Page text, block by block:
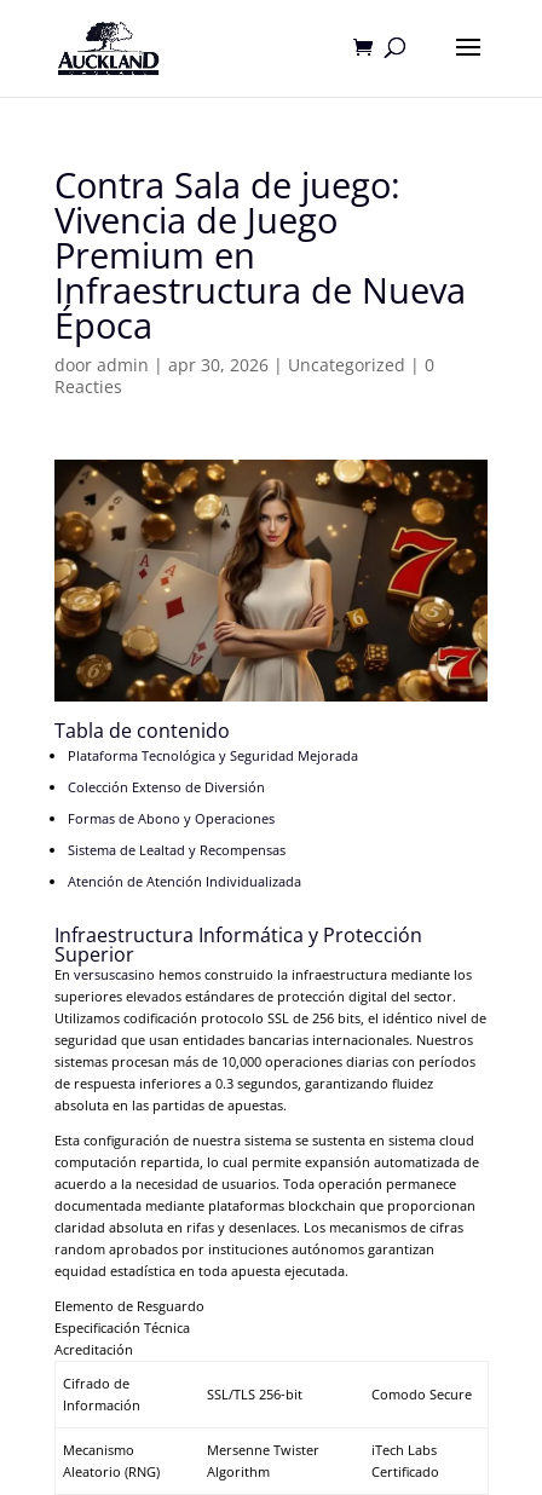
Contra Sala de juego:
Vivencia de Juego
Premium en
Infraestructura de Nueva
Época
door admin | apr 30, 2026| Uncategorized | 0
Reacties
Tabla de contenido
Plataforma Tecnológica y Seguridad Mejorada
Colección Extenso de Diversión
Formas de Abono y Operaciones
Sistema de Lealtad y Recompensas
Atención de Atención Individualizada
Infraestructura Informática y Protección
Superior
En versuscasino hemos construido la infraestructura mediante los
superiores elevados estándares de protección digital del sector.
Utilizamos codificación protocolo SSL de 256 bits, el idéntico nivel de
seguridad que usan entidades bancarias internacionales. Nuestros
sistemas procesan más de 10,000 operaciones diarias con períodos
de respuesta inferiores a 0.3 segundos, garantizando fluidez
absoluta en las partidas de apuestas.
Esta configuración de nuestra sistema se sustenta en sistema cloud
computación repartida, lo cual permite expansión automatizada de
acuerdo a la necesidad de usuarios. Toda operación permanece
documentada mediante plataformas blockchain que proporcionan
claridad absoluta en rifas y desenlaces. Los mecanismos de cifras
random aprobados por instituciones autónomos garantizan
equidad estadística en toda apuesta ejecutada.
Elemento de Resguardo
Especificación Técnica
Acreditación
Cifrado de
Información
SSL/TLS 256-bit Comodo Secure
Mecanismo
Aleatorio (RNG)
Mersenne Twister
Algorithm
iTech Labs
Certificado